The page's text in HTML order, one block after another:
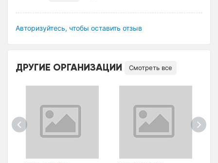
Авторизуйтесь, чтобы оставить отзыв
ДРУГИЕ ОРГАНИЗАЦИИ Смотреть все